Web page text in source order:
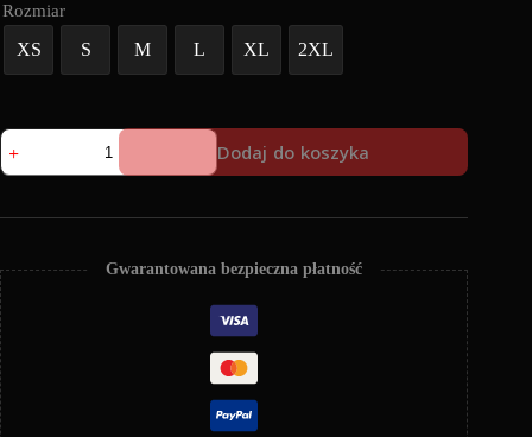
Rozmiar
XS S M L XL 2XL
ilość
Bluza
z
Listen
Killer
-
White
Dodaj do koszyka
Gwarantowana bezpieczna płatność